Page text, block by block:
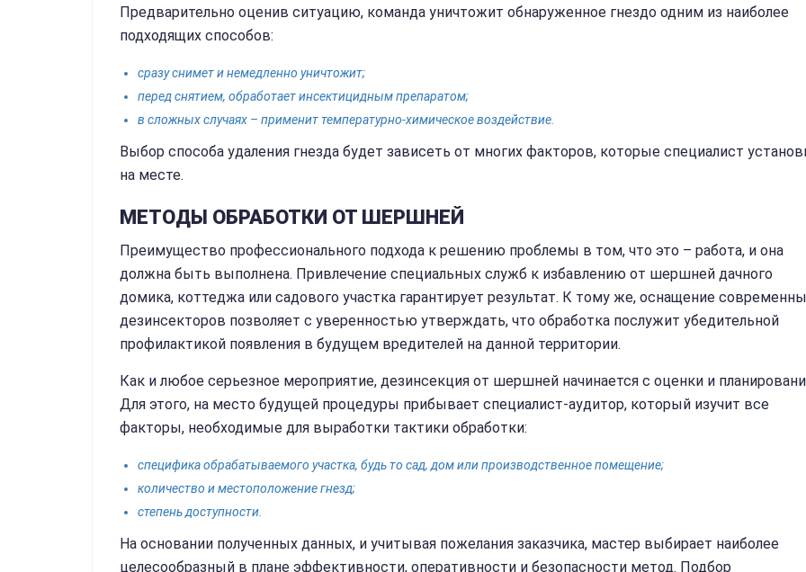
Предварительно оценив ситуацию, команда уничтожит обнаруженное гнездо одним из наиболее
подходящих способов:
сразу снимет и немедленно уничтожит;
перед снятием, обработает инсектицидным препаратом;
в сложных случаях – применит температурно-химическое воздействие.
Выбор способа удаления гнезда будет зависеть от многих факторов, которые специалист
на месте.
МЕТОДЫ ОБРАБОТКИ ОТ ШЕРШНЕЙ
Преимущество профессионального подхода к решению проблемы в том, что это – работа, и она
должна быть выполнена. Привлечение специальных служб к избавлению от шершней дачного
домика, коттеджа или садового участка гарантирует результат. К тому же, оснащение
дезинсекторов позволяет с уверенностью утверждать, что обработка послужит убедительной
профилактикой появления в будущем вредителей на данной территории.
Как и любое серьезное мероприятие, дезинсекция от шершней начинается с оценки и
Для этого, на место будущей процедуры прибывает специалист-аудитор, который изучит все
факторы, необходимые для выработки тактики обработки:
специфика обрабатываемого участка, будь то сад, дом или производственное помещение;
количество и местоположение гнезд;
степень доступности.
На основании полученных данных, и учитывая пожелания заказчика, мастер выбирает наиболее
целесообразный в плане эффективности, оперативности и безопасности метод. Подбор